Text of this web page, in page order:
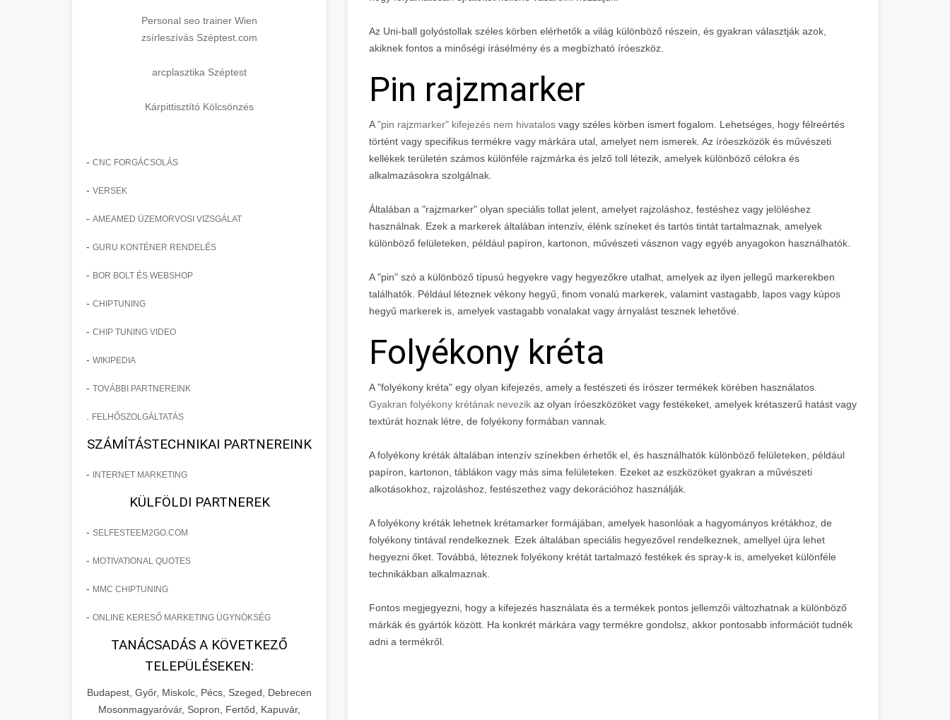
Personal seo trainer Wien
zsírleszívás Széptest.com
arcplasztika Széptest
Kárpittisztító Kölcsönzés
- CNC FORGÁCSOLÁS
- VERSEK
- AMEAMED ÜZEMORVOSI VIZSGÁLAT
- GURU KONTÉNER RENDELÉS
- BOR BOLT ÉS WEBSHOP
- CHIPTUNING
- CHIP TUNING VIDEO
- WIKIPEDIA
- TOVÁBBI PARTNEREINK
FELHŐSZOLGÁLTATÁS
SZÁMÍTÁSTECHNIKAI PARTNEREINK
- INTERNET MARKETING
KÜLFÖLDI PARTNEREK
- SELFESTEEM2GO.COM
- MOTIVATIONAL QUOTES
- MMC CHIPTUNING
- ONLINE KERESŐ MARKETING ÜGYNÖKSÉG
TANÁCSADÁS A KÖVETKEZŐ
TELEPÜLÉSEKEN:
Budapest, Győr, Miskolc, Pécs, Szeged, Debrecen
Mosonmagyaróvár, Sopron, Fertőd, Kapuvár,
Az Uni-ball golyóstollak széles körben elérhetők a világ különböző részein, és gyakran választják azok,
akiknek fontos a minőségi írásélmény és a megbízható íróeszköz.
Pin rajzmarker
A"pin rajzmarker" kifejezés nem hivatalos vagy széles körben ismert fogalom. Lehetséges, hogy félreértés
történt vagy specifikus termékre vagy márkára utal, amelyet nem ismerek. Az íróeszközök és művészeti
kellékek területén számos különféle rajzmárka és jelző toll létezik, amelyek különböző célokra és
alkalmazásokra szolgálnak.
Általában a "rajzmarker" olyan speciális tollat jelent, amelyet rajzoláshoz, festéshez vagy jelöléshez
használnak. Ezek a markerek általában intenzív, élénk színeket és tartós tintát tartalmaznak, amelyek
különböző felületeken, például papíron, kartonon, művészeti vásznon vagy egyéb anyagokon használhatók.
A "pin" szó a különböző típusú hegyekre vagy hegyezőkre utalhat, amelyek az ilyen jellegű markerekben
találhatók. Például léteznek vékony hegyű, finom vonalú markerek, valamint vastagabb, lapos vagy kúpos
hegyű markerek is, amelyek vastagabb vonalakat vagy árnyalást tesznek lehetővé.
Folyékony kréta
A "folyékony kréta" egy olyan kifejezés, amely a festészeti és írószer termékek körében használatos.
Gyakran folyékony krétának nevezik az olyan íróeszközöket vagy festékeket, amelyek krétaszerű hatást vagy
textúrát hoznak létre, de folyékony formában vannak.
A folyékony kréták általában intenzív színekben érhetők el, és használhatók különböző felületeken, például
papíron, kartonon, táblákon vagy más sima felületeken. Ezeket az eszközöket gyakran a művészeti
alkotásokhoz, rajzoláshoz, festészethez vagy dekorációhoz használják.
A folyékony kréták lehetnek krétamarker formájában, amelyek hasonlóak a hagyományos krétákhoz, de
folyékony tintával rendelkeznek. Ezek általában speciális hegyezővel rendelkeznek, amellyel újra lehet
hegyezni őket. Továbbá, léteznek folyékony krétát tartalmazó festékek és spray-k is, amelyeket különféle
technikákban alkalmaznak.
Fontos megjegyezni, hogy a kifejezés használata és a termékek pontos jellemzői változhatnak a különböző
márkák és gyártók között. Ha konkrét márkára vagy termékre gondolsz, akkor pontosabb információt tudnék
adni a termékről.